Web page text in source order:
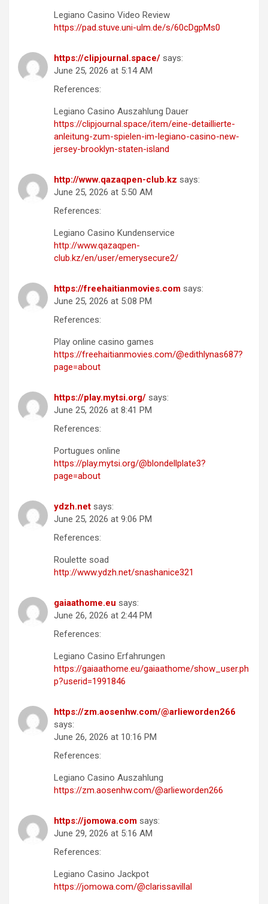
Legiano Casino Video Review
https://pad.stuve.uni-ulm.de/s/60cDgpMs0
https://clipjournal.space/ says:
June 25, 2026 at 5:14 AM
References:
Legiano Casino Auszahlung Dauer
https://clipjournal.space/item/eine-detaillierte-
anleitung-zum-spielen-im-legiano-casino-new-
jersey-brooklyn-staten-island
http://www.qazaqpen-club.kz says:
June 25, 2026 at 5:50 AM
References:
Legiano Casino Kundenservice
http://www.qazaqpen-
club.kz/en/user/emerysecure2/
https://freehaitianmovies.com says:
June 25, 2026 at 5:08 PM
References:
Play online casino games
https://freehaitianmovies.com/@edithlynas687?
page=about
https://play.mytsi.org/ says:
June 25, 2026 at 8:41 PM
References:
Portugues online
https://play.mytsi.org/@blondellplate3?
page=about
ydzh.net says:
June 25, 2026 at 9:06 PM
References:
Roulette soad
http://www.ydzh.net/snashanice321
gaiaathome.eu says:
June 26, 2026 at 2:44 PM
References:
Legiano Casino Erfahrungen
https://gaiaathome.eu/gaiaathome/show_user.ph
p?userid=1991846
https://zm.aosenhw.com/@arlieworden266
says:
June 26, 2026 at 10:16 PM
References:
Legiano Casino Auszahlung
https://zm.aosenhw.com/@arlieworden266
https://jomowa.com says:
June 29, 2026 at 5:16 AM
References:
Legiano Casino Jackpot
https://jomowa.com/@clarissavillal